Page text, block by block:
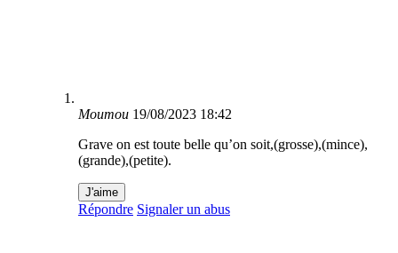
Moumou 19/08/2023 18:42
Grave on est toute belle qu’on soit,(grosse),(mince),
(grande),(petite).
J'aime
Répondre Signaler un abus